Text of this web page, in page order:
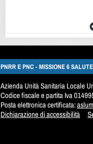
PNRR E PNC - MISSIONE 6 SALUTE
Azienda Unità Sanitaria Locale
Codice fiscale e partita Iva
Posta elettronica certificata:
Dichiarazione di accessibilità